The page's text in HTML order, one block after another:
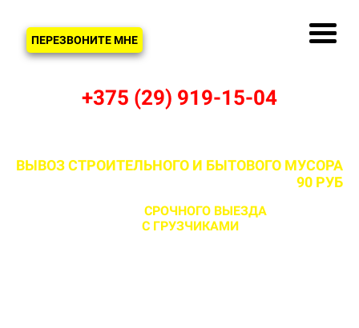
ПЕРЕЗВОНИТЕ МНЕ
+375 (29) 919-15-04
ВЫВОЗ СТРОИТЕЛЬНОГО И БЫТОВОГО МУСОРА
90 РУБ
СРОЧНОГО ВЫЕЗДА
С ГРУЗЧИКАМИИ БЕЗ